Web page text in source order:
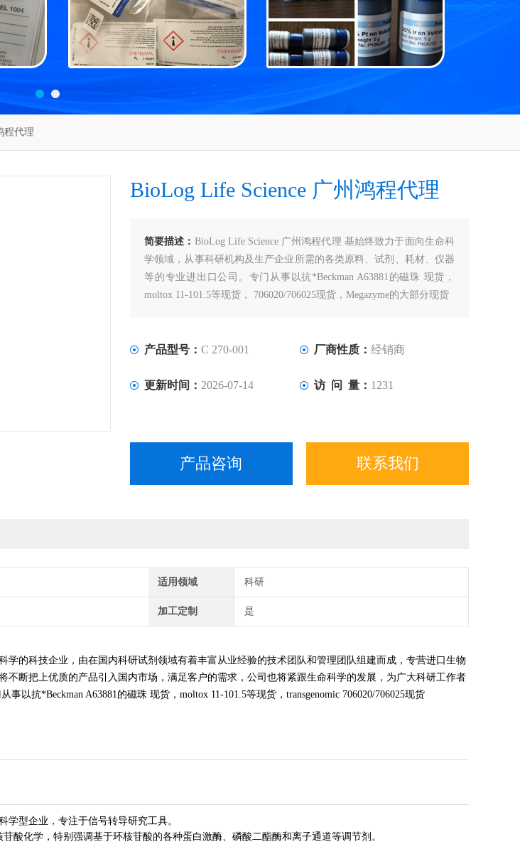
程代理
BioLog Life Science 广州鸿程代理
简要描述： BioLog Life Science 广州鸿程代理 基始终致力于面向生命科
学领域，从事科研机构及生产企业所需的各类原料、试剂、耗材、仪器
等的专业进出口公司。专门从事以抗*Beckman A63881的磁珠 现货，
moltox 11-101.5等现货， 706020/706025现货，Megazyme的大部分现货
产品型号： C 270-001 厂商性质： 经销商
更新时间： 2026-07-14 访 问 量： 1231
产品咨询 联系我们
适用领域 科研
加工定制 是
学的科技企业，由在国内科研试剂领域有着丰富从业经验的技术团队和管理团队组建而成，专营进口生物
不断把上优质的产品引入国内市场，满足客户的需求，公司也将紧跟生命科学的发展，为广大科研工作者
以抗*Beckman A63881的磁珠 现货，moltox 11-101.5等现货，transgenomic 706020/706025现货
学型企业，专注于信号转导研究工具。
酸化学，特别强调基于环核苷酸的各种蛋白激酶、磷酸二酯酶和离子通道等调节剂。